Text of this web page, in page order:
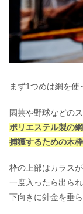
まず1つめは網を使
園芸や野球などの
ポリエステル製の網
捕獲するための木
枠の上部はカラス
一度入ったら出ら
下向きに針金を垂